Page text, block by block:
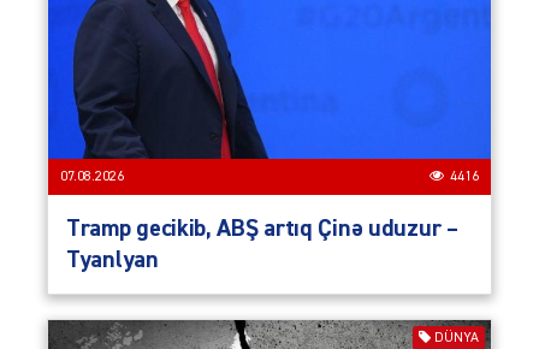
07.08.2026 4416
Tramp gecikib, ABŞ artıq Çinə uduzur –
Tyanlyan
DÜNYA